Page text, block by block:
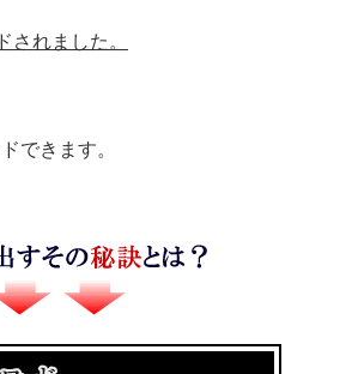
れました。
できます。